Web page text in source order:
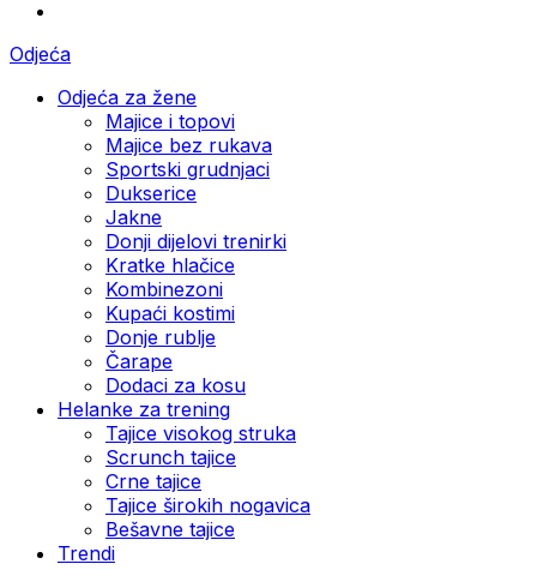
Odjeća
Odjeća za žene
Majice i topovi
Majice bez rukava
Sportski grudnjaci
Dukserice
Jakne
Donji dijelovi trenirki
Kratke hlačice
Kombinezoni
Kupaći kostimi
Donje rublje
Čarape
Dodaci za kosu
Helanke za trening
Tajice visokog struka
Scrunch tajice
Crne tajice
Tajice širokih nogavica
Bešavne tajice
Trendi